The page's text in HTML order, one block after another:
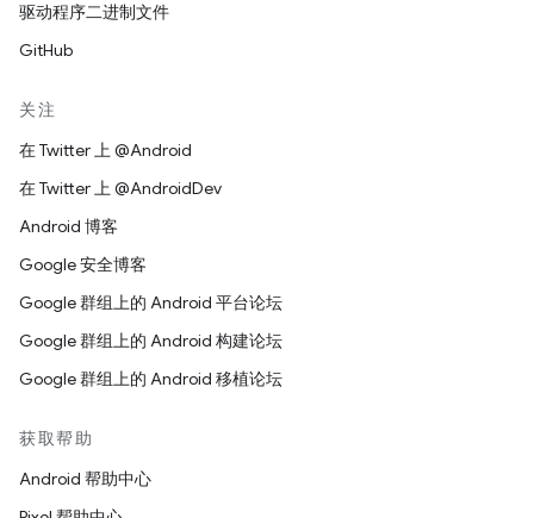
驱动程序二进制文件
GitHub
关注
在 Twitter 上 @Android
在 Twitter 上 @AndroidDev
Android 博客
Google 安全博客
Google 群组上的 Android 平台论坛
Google 群组上的 Android 构建论坛
Google 群组上的 Android 移植论坛
获取帮助
Android 帮助中心